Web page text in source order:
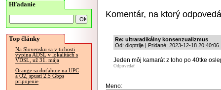
Hľadanie
Top články
Na Slovensku sa v tichosti
vypína ADSL v lokalitách s
VDSL, už 31. mája
Orange sa doťahuje na UPC
a O2, spustí 2.5 Gbps
pripojenie
Komentár, na ktorý
Re: ultraradikálny konsenzualizmus
Od: dioptrije | Pridané: 2023-12-18 20:40:06
Jeden môj kamarát z toho po 40tke
Odpovedať
Meno: